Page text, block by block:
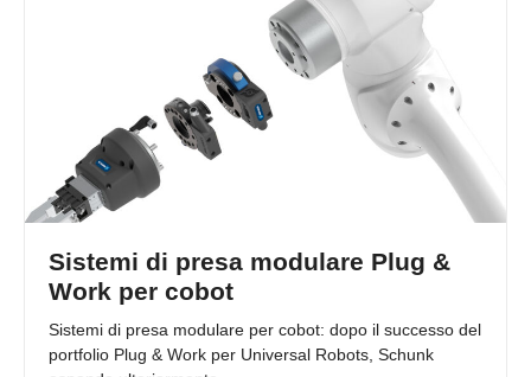
Sistemi di presa modulare Plug &
Work per cobot
Sistemi di presa modulare per cobot: dopo il successo del
portfolio Plug & Work per Universal Robots, Schunk